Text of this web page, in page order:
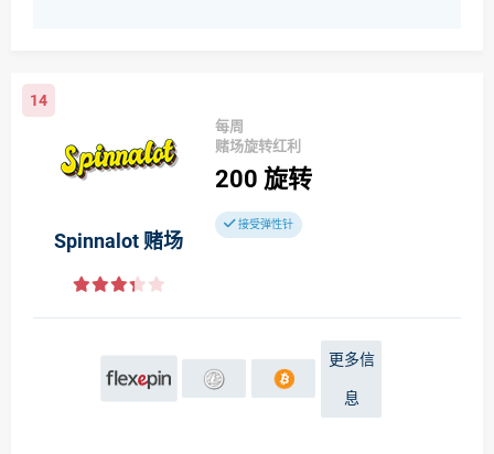
14
Spinnalot 赌场
每周
赌场旋转红利
200 旋转
接受弹性针
更多信
息